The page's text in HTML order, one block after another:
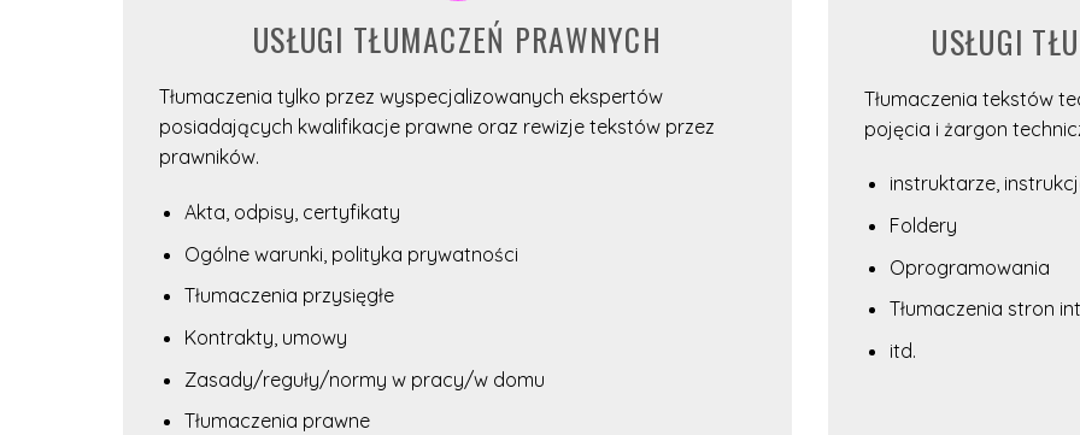
USŁUGI TŁUMACZEŃ PRAWNYCH
Tłumaczenia tylko przez wyspecjalizowanych ekspertów
posiadających kwalifikacje prawne oraz rewizje tekstów przez
prawników.
Akta, odpisy, certyfikaty
Ogólne warunki, polityka prywatności
Tłumaczenia przysięgłe
Kontrakty, umowy
Zasady/reguły/normy w pracy/w domu
Tłumaczenia prawne
USŁUGI
Tłumaczenia tekstów
pojęcia i żargon
instruktarze,
Foldery
Oprogramowania
Tłumaczenia stron
itd.